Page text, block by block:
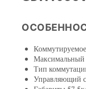
Максимальный
Тип
Управляющий